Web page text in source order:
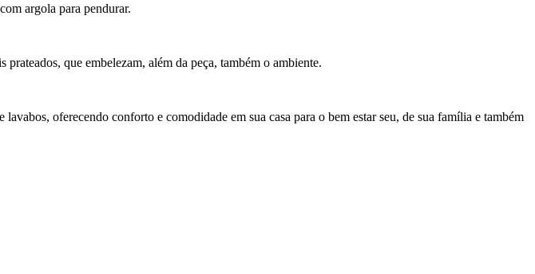
argola para pendurar.
que embelezam, além da peça, também o ambiente.
oferecendo conforto e comodidade em sua casa para o bem estar seu, de sua família e também